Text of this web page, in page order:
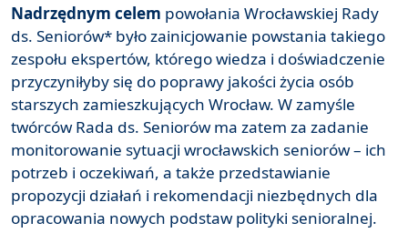
Nadrzędnym celem powołania Wrocławskiej Rady
ds. Seniorów* było zainicjowanie powstania takiego
zespołu ekspertów, którego wiedza i doświadczenie
przyczyniłyby się do poprawy jakości życia osób
starszych zamieszkujących Wrocław. W zamyśle
twórców Rada ds. Seniorów ma zatem za zadanie
monitorowanie sytuacji wrocławskich seniorów – ich
potrzeb i oczekiwań, a także przedstawianie
propozycji działań i rekomendacji niezbędnych dla
opracowania nowych podstaw polityki senioralnej.